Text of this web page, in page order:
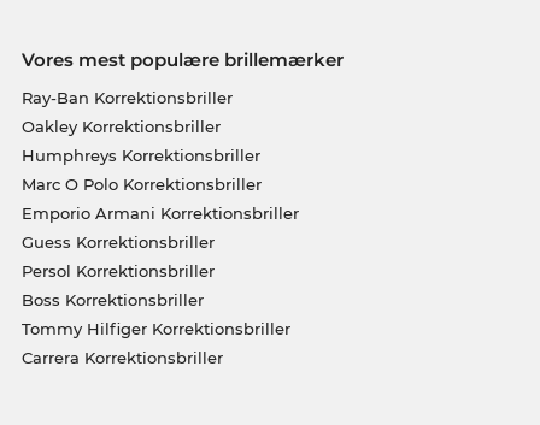
Vores mest populære brillemærker
Ray-Ban Korrektionsbriller
Oakley Korrektionsbriller
Humphreys Korrektionsbriller
Marc O Polo Korrektionsbriller
Emporio Armani Korrektionsbriller
Guess Korrektionsbriller
Persol Korrektionsbriller
Boss Korrektionsbriller
Tommy Hilfiger Korrektionsbriller
Carrera Korrektionsbriller